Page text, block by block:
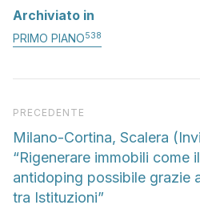
Archiviato in
PRIMO PIANO538
Articolo precedente
PRECEDENTE
Milano-Cortina, Scalera
“Rigenerare immobili come
antidoping possibile grazie
tra Istituzioni”